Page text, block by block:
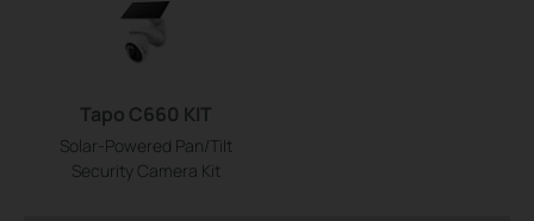
Tapo C660 KIT
Solar-Powered Pan/Tilt
Security Camera Kit